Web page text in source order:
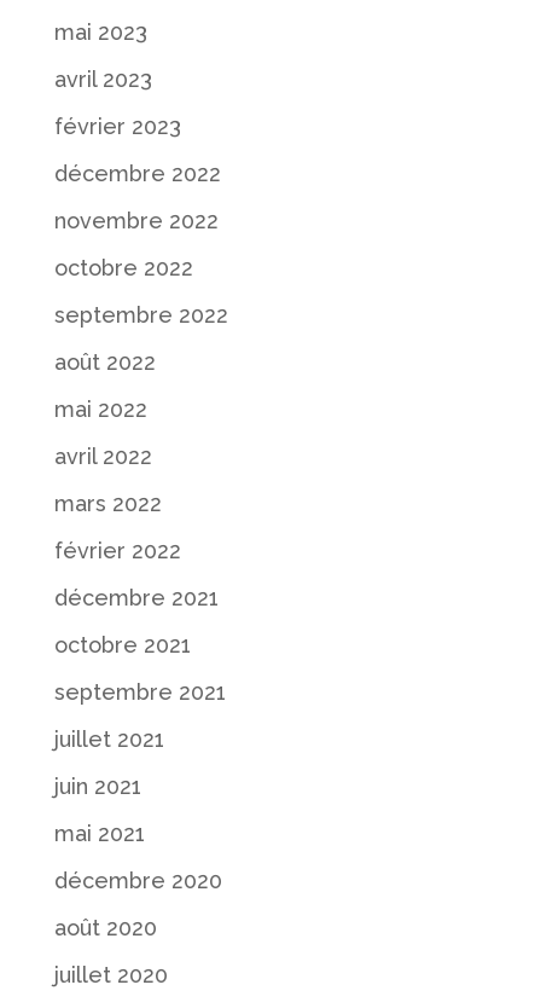
mai 2023
avril 2023
février 2023
décembre 2022
novembre 2022
octobre 2022
septembre 2022
août 2022
mai 2022
avril 2022
mars 2022
février 2022
décembre 2021
octobre 2021
septembre 2021
juillet 2021
juin 2021
mai 2021
décembre 2020
août 2020
juillet 2020